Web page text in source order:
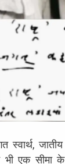
स्वार्थ,
को भी एक